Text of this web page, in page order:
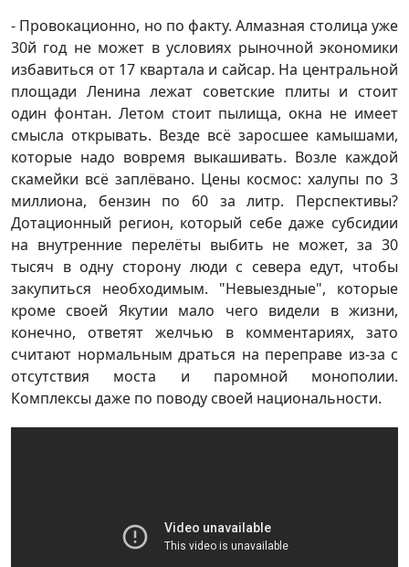
- Провокационно, но по факту. Алмазная столица уже
30й год не может в условиях рыночной экономики
избавиться от 17 квартала и сайсар. На центральной
площади Ленина лежат советские плиты и стоит
один фонтан. Летом стоит пылища, окна не имеет
смысла открывать. Везде всё заросшее камышами,
которые надо вовремя выкашивать. Возле каждой
скамейки всё заплёвано. Цены космос: халупы по 3
миллиона, бензин по 60 за литр. Перспективы?
Дотационный регион, который себе даже субсидии
на внутренние перелёты выбить не может, за 30
тысяч в одну сторону люди с севера едут, чтобы
закупиться необходимым. "Невыездные", которые
кроме своей Якутии мало чего видели в жизни,
конечно, ответят желчью в комментариях, зато
считают нормальным драться на переправе из-за с
отсутствия моста и паромной монополии.
Комплексы даже по поводу своей национальности.